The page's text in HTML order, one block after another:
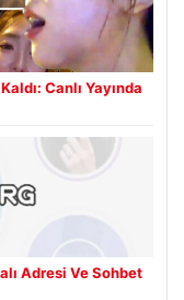
Canlı Yayında
Adresi Ve Sohbet